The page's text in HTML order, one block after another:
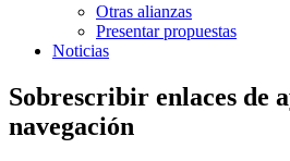
Otras alianzas
Presentar propuestas
Noticias
Sobrescribir enlaces de
navegación